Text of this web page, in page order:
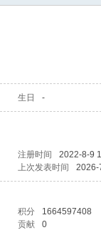
生日 -
注册时间
2022-8-9
上次发表时间 2026-
积分
1664597408
贡献 0